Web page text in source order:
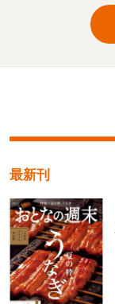
最新刊